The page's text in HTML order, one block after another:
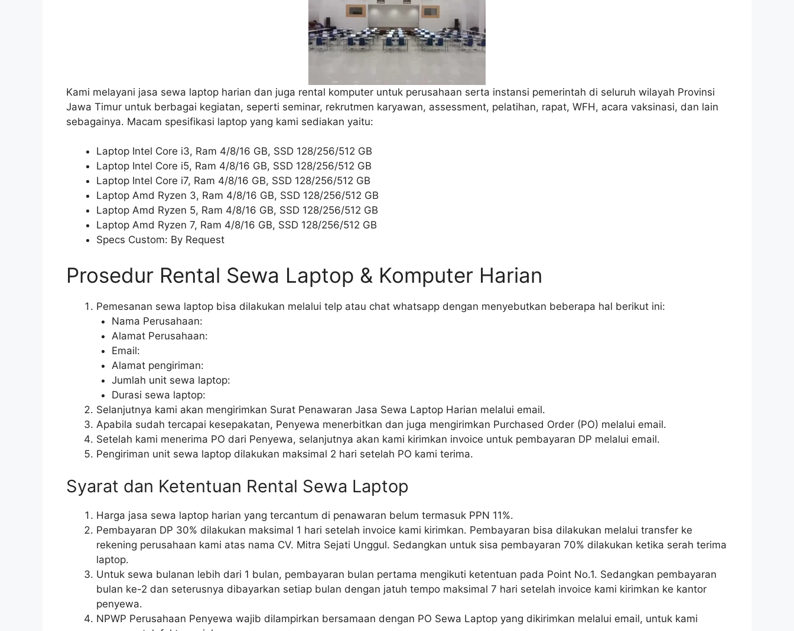
Kami melayani jasa sewa laptop harian dan juga rental komputer untuk perusahaan serta instansi pemerintah di seluruh wilayah Provinsi
Jawa Timur untuk berbagai kegiatan, seperti seminar, rekrutmen karyawan, assessment, pelatihan, rapat, WFH, acara vaksinasi, dan lain
sebagainya. Macam spesifikasi laptop yang kami sediakan yaitu:
Laptop Intel Core i3, Ram 4/8/16 GB, SSD 128/256/512 GB
Laptop Intel Core i5, Ram 4/8/16 GB, SSD 128/256/512 GB
Laptop Intel Core i7, Ram 4/8/16 GB, SSD 128/256/512 GB
Laptop Amd Ryzen 3, Ram 4/8/16 GB, SSD 128/256/512 GB
Laptop Amd Ryzen 5, Ram 4/8/16 GB, SSD 128/256/512 GB
Laptop Amd Ryzen 7, Ram 4/8/16 GB, SSD 128/256/512 GB
Specs Custom: By Request
Prosedur Rental Sewa Laptop & Komputer Harian
Pemesanan sewa laptop bisa dilakukan melalui telp atau chat whatsapp dengan menyebutkan beberapa hal berikut ini:
Nama Perusahaan:
Alamat Perusahaan:
Email:
Alamat pengiriman:
Jumlah unit sewa laptop:
Durasi sewa laptop:
Selanjutnya kami akan mengirimkan Surat Penawaran Jasa Sewa Laptop Harian melalui email.
Apabila sudah tercapai kesepakatan, Penyewa menerbitkan dan juga mengirimkan Purchased Order (PO) melalui email.
Setelah kami menerima PO dari Penyewa, selanjutnya akan kami kirimkan invoice untuk pembayaran DP melalui email.
Pengiriman unit sewa laptop dilakukan maksimal 2 hari setelah PO kami terima.
Syarat dan Ketentuan Rental Sewa Laptop
Harga jasa sewa laptop harian yang tercantum di penawaran belum termasuk PPN 11%.
Pembayaran DP 30% dilakukan maksimal 1 hari setelah invoice kami kirimkan. Pembayaran bisa dilakukan melalui transfer ke
rekening perusahaan kami atas nama CV. Mitra Sejati Unggul. Sedangkan untuk sisa pembayaran 70% dilakukan ketika serah terima
laptop.
Untuk sewa bulanan lebih dari 1 bulan, pembayaran bulan pertama mengikuti ketentuan pada Point No.1. Sedangkan pembayaran
bulan ke-2 dan seterusnya dibayarkan setiap bulan dengan jatuh tempo maksimal 7 hari setelah invoice kami kirimkan ke kantor
penyewa.
NPWP Perusahaan Penyewa wajib dilampirkan bersamaan dengan PO Sewa Laptop yang dikirimkan melalui email, untuk kami